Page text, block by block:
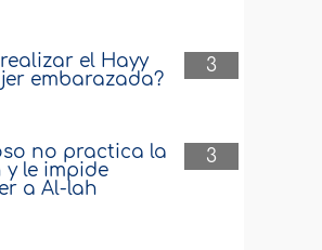
3
el Hayy
embarazada?
3
no practica la
le impide
a Al-lah